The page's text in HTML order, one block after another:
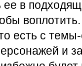
в
есть с
и